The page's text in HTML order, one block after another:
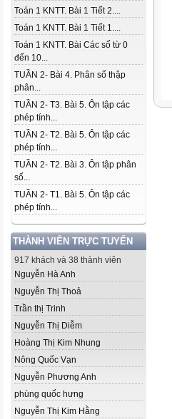
Toán 1 KNTT. Bài 1 Tiết 2....
Toán 1 KNTT. Bài 1 Tiết 1....
Toán 1 KNTT. Bài Các số từ 0
đến 10...
TUẦN 2- Bài 4. Phân số thập
phân...
TUẦN 2- T3. Bài 5. Ôn tập các
phép tính...
TUẦN 2- T2. Bài 5. Ôn tập các
phép tính...
TUẦN 2- T2. Bài 3. Ôn tập phân
số...
TUẦN 2- T1. Bài 5. Ôn tập các
phép tính...
THÀNH VIÊN TRỰC TUYẾN
917 khách và 38 thành viên
Nguyễn Hà Anh
Nguyễn Thị Thoả
Trần thị Trinh
Nguyễn Thị Diễm
Hoàng Thị Kim Nhung
Nông Quốc Vạn
Nguyễn Phương Anh
phùng quốc hưng
Nguyễn Thị Kim Hằng